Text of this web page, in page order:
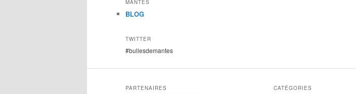
MANTES
BLOG
TWITTER
#bullesdemantes
PARTENAIRES CATÉGORIES